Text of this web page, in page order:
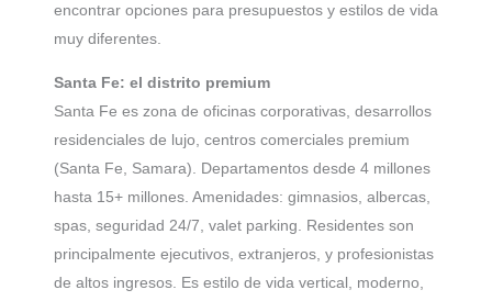
encontrar opciones para presupuestos y estilos de vida
muy diferentes.
Santa Fe: el distrito premium
Santa Fe es zona de oficinas corporativas, desarrollos
residenciales de lujo, centros comerciales premium
(Santa Fe, Samara). Departamentos desde 4 millones
hasta 15+ millones. Amenidades: gimnasios, albercas,
spas, seguridad 24/7, valet parking. Residentes son
principalmente ejecutivos, extranjeros, y profesionistas
de altos ingresos. Es estilo de vida vertical, moderno,